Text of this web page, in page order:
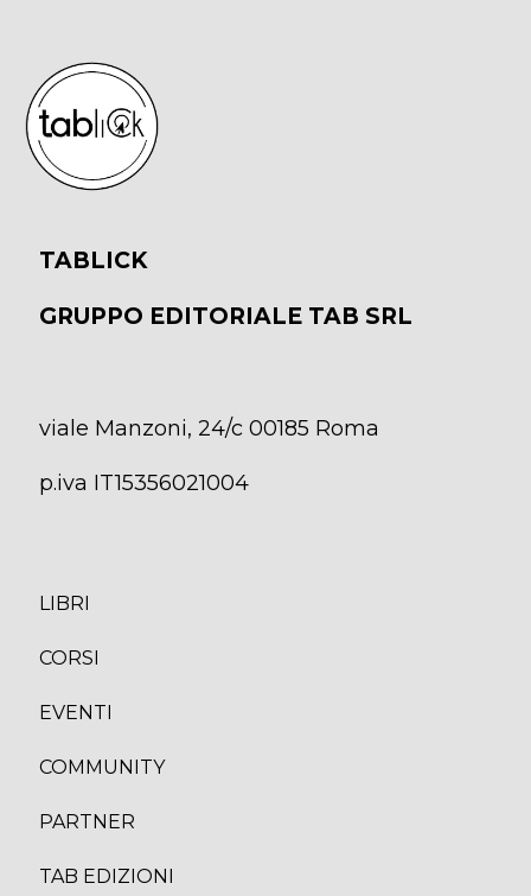
TABLICK
GRUPPO EDITORIALE TAB SRL
viale Manzoni, 24/c 00185 Roma
p.iva IT15356021004
LIBRI
CORS
EVENTI
COMMUNITY
PARTNER
TAB EDIZION